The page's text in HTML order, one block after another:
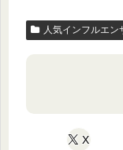
人気インフルエン
X